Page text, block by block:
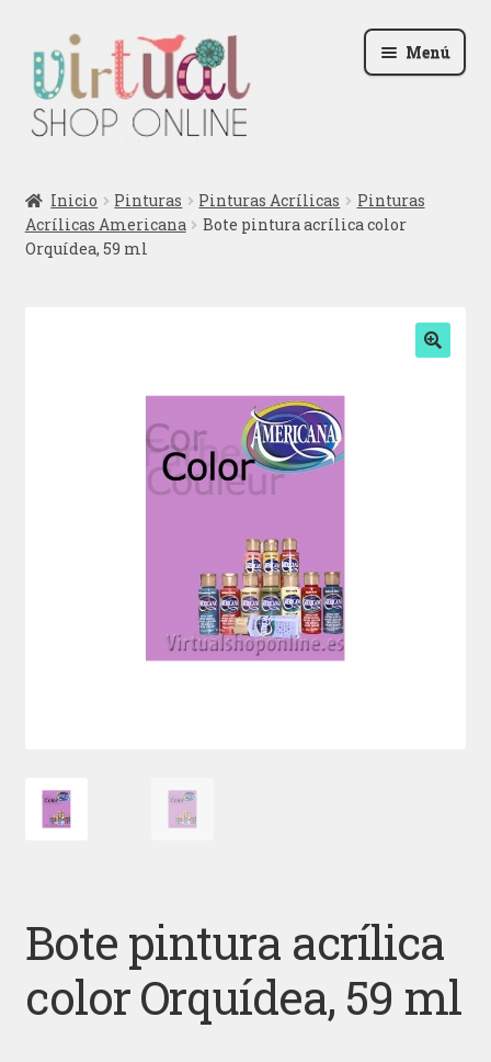
la
navegación
al
contenido
Menú
Podcast
Inicio Pinturas Pinturas Acrílicas
Pinturas
Acrílicas Americana
Bote pintura acrílica color
Orquídea, 59 ml
Bote pintura acrílica
color Orquídea, 59 ml